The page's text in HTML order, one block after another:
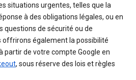
situations urgentes, telles que la
à des obligations légales, ou en
questions de sécurité ou de
offrirons également la possibilité
partir de votre compte Google en
, sous réserve des lois et règles